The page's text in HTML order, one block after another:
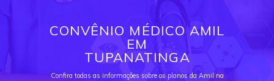
CONVÊNIO MÉDICO AMIL
EM
TUPANATINGA
Confira todas as informações sobre os planos da Amil na